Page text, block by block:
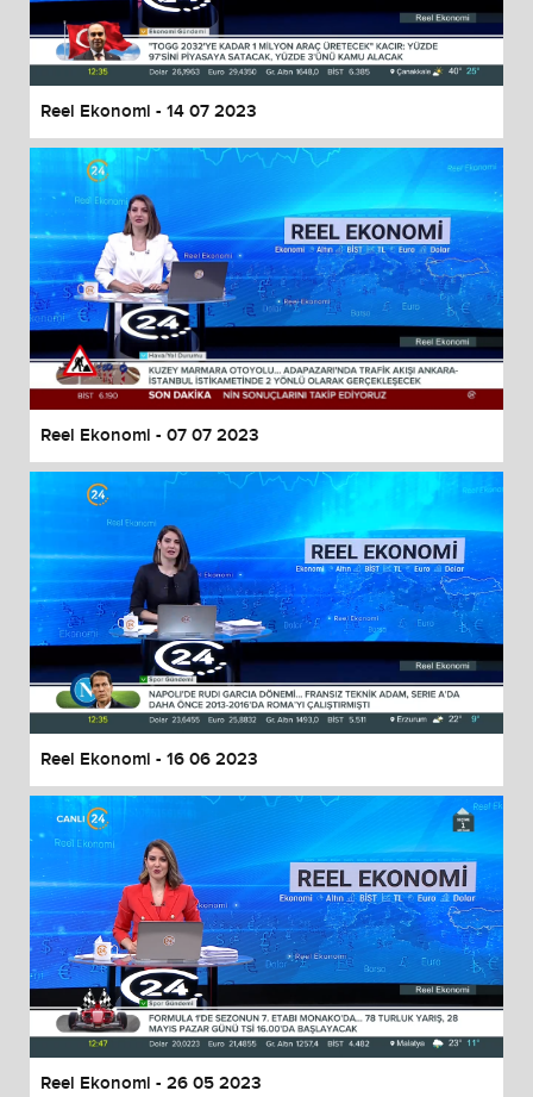
End of dialog window.
Reel Ekonomi - 14 07 2023
Reel Ekonomi - 07 07 2023
Reel Ekonomi - 16 06 2023
Reel Ekonomi - 26 05 2023